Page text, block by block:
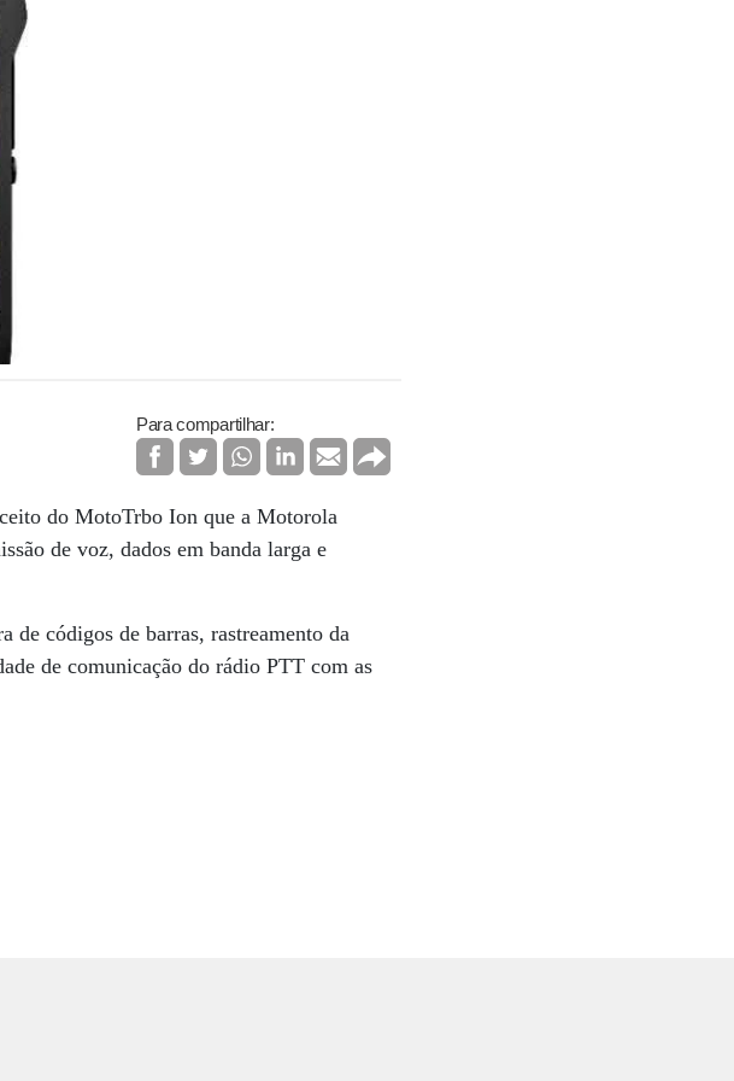
Para compartilhar:
do MotoTrbo Ion que a Motorola
de voz, dados em banda larga e
de códigos de barras, rastreamento da
de comunicação do rádio PTT com as